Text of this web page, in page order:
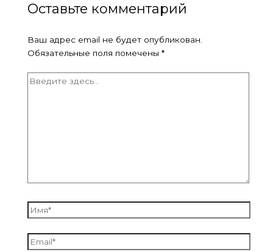
Оставьте комментарий
Ваш адрес email не будет опубликован.
Обязательные поля помечены *
Введите
Имя*
Email*